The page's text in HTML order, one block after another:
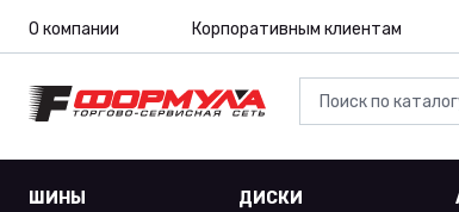
О компании Корпоративным клиентам
ШИНЫ ДИСКИ